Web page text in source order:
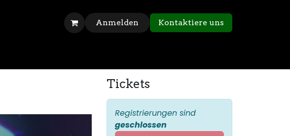
Anmelden Kontaktiere uns
Tickets
Registrierungen sind
geschlossen